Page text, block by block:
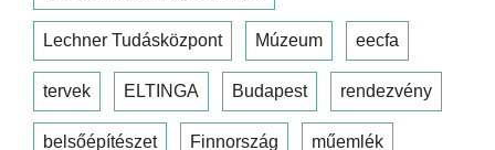
Lechner Tudásközpont Múzeum eecfa
tervek ELTINGA Budapest rendezvény
belsőépítészet Finnország műemlék